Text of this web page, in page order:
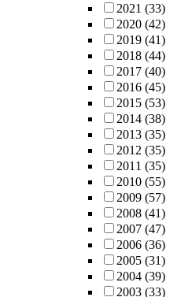
2021 (33)
2020 (42)
2019 (41)
2018 (44)
2017 (40)
2016 (45)
2015 (53)
2014 (38)
2013 (35)
2012 (35)
2011 (35)
2010 (55)
2009 (57)
2008 (41)
2007 (47)
2006 (36)
2005 (31)
2004 (39)
2003 (33)